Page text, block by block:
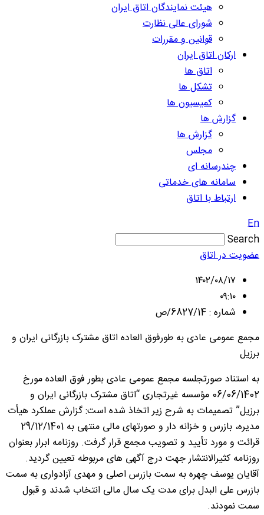
هیئت نمایندگان اتاق ایران
شورای عالی نظارت
قوانین و مقررات
ارکان اتاق ایران
اتاق ها
تشکل ها
کمیسیون ها
گزارش ها
گزارش ها
مجلس
چندرسانه ای
سامانه های خدماتی
ارتباط با اتاق
En
Search
عضویت در اتاق
۱۴۰۲/۰۸/۱۷
۰۹:۱۰
شماره : 6827/14/ص
مجمع عمومی عادی به طورفوق العاده اتاق مشترک بازرگانی ایران و
برزیل
به استناد صورتجلسه مجمع عمومی عادی بطور فوق العاده مورخ
06/06/1402 مؤسسه غیرتجاری “اتاق مشترک بازرگانی ایران و
برزیل” تصمیمات به شرح زیر اتخاذ شده است: گزارش عملکرد هیأت
مدیره، بازرس و خزانه دار و صورتهای مالی منتهی به 29/12/1401
قرائت و مورد تأیید و تصویب مجمع قرار گرفت. روزنامه ابرار بعنوان
روزنامه کثیرالانتشار جهت درج آگهی های مربوطه تعیین گردید.
آقایان یوسف چهره به سمت بازرس اصلی و مهدی آزادواری به سمت
بازرس علی البدل برای مدت یک سال مالی انتخاب شدند و قبول
سمت نمودند.